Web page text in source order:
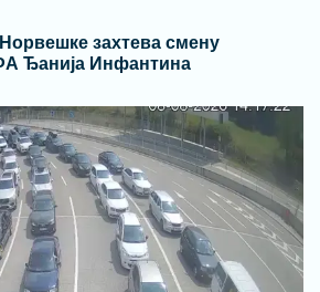
захтева смену
Ђанија Инфантина